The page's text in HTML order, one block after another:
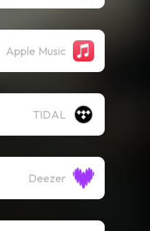
Apple Music
TIDAL
Deezer